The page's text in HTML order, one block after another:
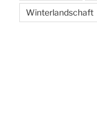
Winterlandschaft